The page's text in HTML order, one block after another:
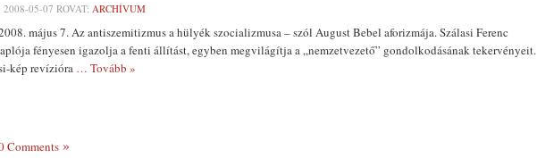
2008-05-07 ROVAT: ARCHÍVUM
május 7. Az antiszemitizmus a hülyék szocializmusa – szól August Bebel aforizmája. Szálasi Ferenc
fényesen igazolja a fenti állítást, egyben megvilágítja a „nemzetvezető” gondolkodásának tekervényeit.
kép revízióra … Tovább »
Comments